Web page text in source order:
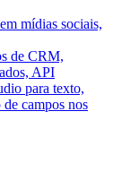
mídias sociais,
de CRM,
API
para texto,
campos nos